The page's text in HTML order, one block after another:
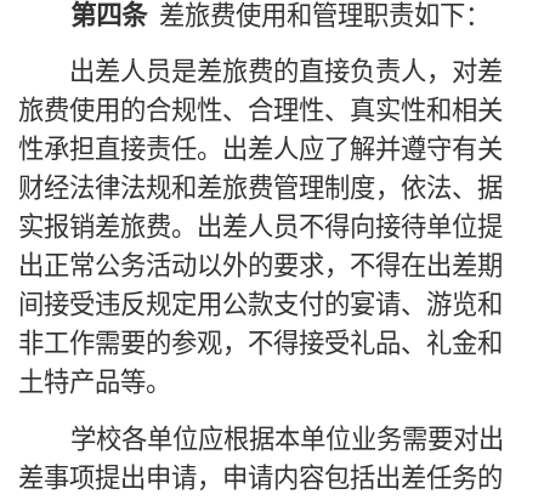
第四条 差旅费使用和管理职责如下：
出差人员是差旅费的直接负责人，对差
旅费使用的合规性、合理性、真实性和相关
性承担直接责任。出差人应了解并遵守有关
财经法律法规和差旅费管理制度，依法、据
实报销差旅费。出差人员不得向接待单位提
出正常公务活动以外的要求，不得在出差期
间接受违反规定用公款支付的宴请、游览和
非工作需要的参观，不得接受礼品、礼金和
土特产品等。
学校各单位应根据本单位业务需要对出
差事项提出申请，申请内容包括出差任务的